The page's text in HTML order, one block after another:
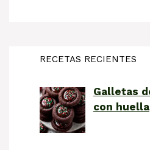
RECETAS RECIENTES
Galletas
con huella